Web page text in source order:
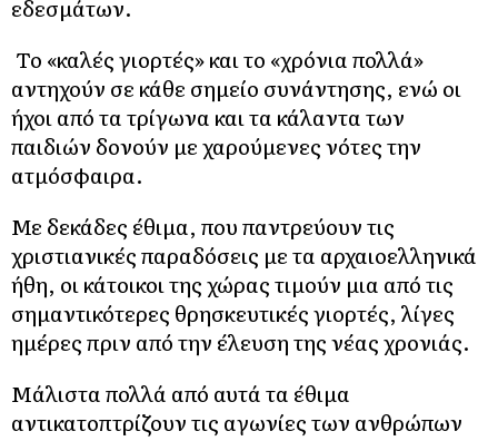
εδεσμάτων.
Το «καλές γιορτές» και το «χρόνια πολλά»
αντηχούν σε κάθε σημείο συνάντησης, ενώ οι
ήχοι από τα τρίγωνα και τα κάλαντα των
παιδιών δονούν με χαρούμενες νότες την
ατμόσφαιρα.
Με δεκάδες έθιμα, που παντρεύουν τις
χριστιανικές παραδόσεις με τα αρχαιοελληνικά
ήθη, οι κάτοικοι της χώρας τιμούν μια από τις
σημαντικότερες θρησκευτικές γιορτές, λίγες
ημέρες πριν από την έλευση της νέας χρονιάς.
Μάλιστα πολλά από αυτά τα έθιμα
αντικατοπτρίζουν τις αγωνίες των ανθρώπων